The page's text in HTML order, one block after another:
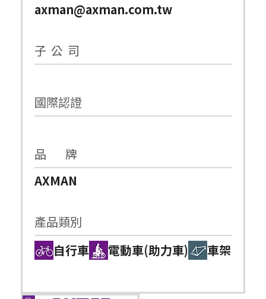
axman@axman.com.tw
子 公 司
國際認證
品 牌
AXMAN
產品類別
自行車
電動車(助力車) 車架